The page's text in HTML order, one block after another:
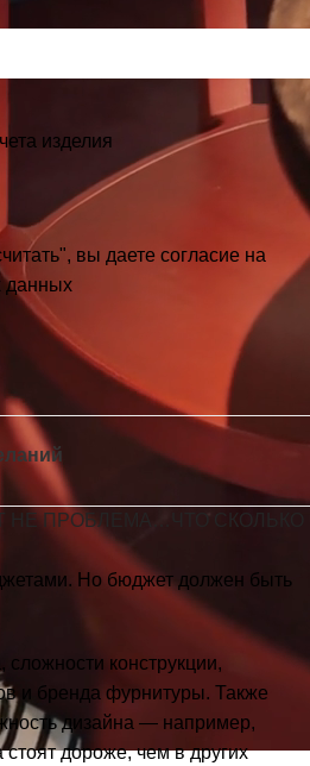
изделия
вы даете согласие на
данных
НЕ ПРОБЛЕМА…ЧТО СКОЛЬКО
Но бюджет должен быть
сложности конструкции,
и бренда фурнитуры. Также
дизайна — например,
дороже, чем в других